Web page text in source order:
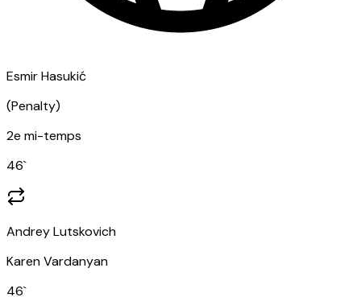
Esmir Hasukić
(Penalty)
2e mi-temps
46`
Andrey Lutskovich
Karen Vardanyan
46`